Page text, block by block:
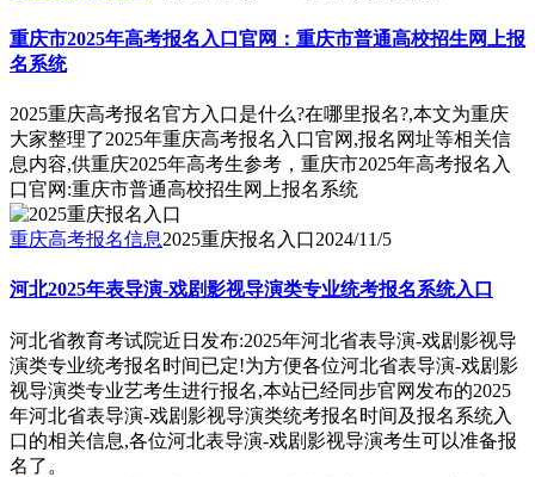
重庆市2025年高考报名入口官网：重庆市普通高校招生网上报
名系统
2025重庆高考报名官方入口是什么?在哪里报名?,本文为重庆
大家整理了2025年重庆高考报名入口官网,报名网址等相关信
息内容,供重庆2025年高考生参考，重庆市2025年高考报名入
口官网:重庆市普通高校招生网上报名系统
重庆高考报名信息2025重庆报名入口2024/11/5
河北2025年表导演-戏剧影视导演类专业统考报名系统入口
河北省教育考试院近日发布:2025年河北省表导演-戏剧影视导
演类专业统考报名时间已定!为方便各位河北省表导演-戏剧影
视导演类专业艺考生进行报名,本站已经同步官网发布的2025
年河北省表导演-戏剧影视导演类统考报名时间及报名系统入
口的相关信息,各位河北表导演-戏剧影视导演考生可以准备报
名了。